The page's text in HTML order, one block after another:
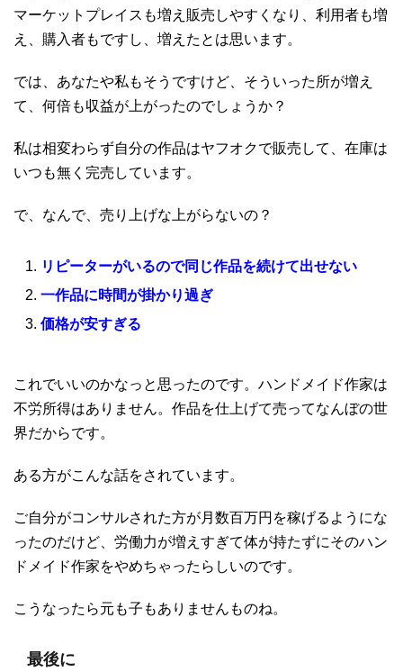
マーケットプレイスも増え販売しやすくなり、利用者も増
え、購入者もですし、増えたとは思います。
では、あなたや私もそうですけど、そういった所が増え
て、何倍も収益が上がったのでしょうか？
私は相変わらず自分の作品はヤフオクで販売して、在庫は
いつも無く完売しています。
で、なんで、売り上げな上がらないの？
リピーターがいるので同じ作品を続けて出せない
一作品に時間が掛かり過ぎ
価格が安すぎる
これでいいのかなっと思ったのです。ハンドメイド作家は
不労所得はありません。作品を仕上げて売ってなんぼの世
界だからです。
ある方がこんな話をされています。
ご自分がコンサルされた方が月数百万円を稼げるようにな
ったのだけど、労働力が増えすぎて体が持たずにそのハン
ドメイド作家をやめちゃったらしいのです。
こうなったら元も子もありませんものね。
最後に